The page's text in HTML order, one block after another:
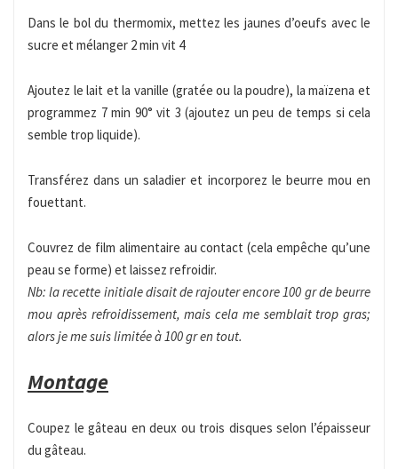
Dans le bol du thermomix, mettez les jaunes d’oeufs avec le
sucre et mélanger 2 min vit 4
Ajoutez le lait et la vanille (gratée ou la poudre), la maïzena et
programmez 7 min 90° vit 3 (ajoutez un peu de temps si cela
semble trop liquide).
Transférez dans un saladier et incorporez le beurre mou en
fouettant.
Couvrez de film alimentaire au contact (cela empêche qu’une
peau se forme) et laissez refroidir.
Nb: la recette initiale disait de rajouter encore 100 gr de beurre
mou après refroidissement, mais cela me semblait trop gras;
alors je me suis limitée à 100 gr en tout.
Montage
Coupez le gâteau en deux ou trois disques selon l’épaisseur
du gâteau.